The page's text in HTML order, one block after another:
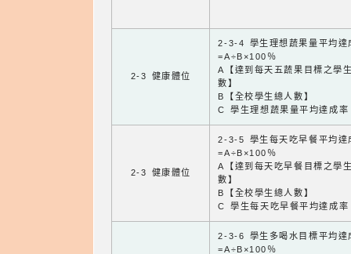
2-3 健康體位
2-3-4 學生理想蔬果量平均達
=A÷B×100％
A【達到每天五蔬果目標之學
數】
B【全校學生總人數】
C 學生理想蔬果量平均達成率
2-3 健康體位
2-3-5 學生每天吃早餐平均達
=A÷B×100％
A【達到每天吃早餐目標之學
數】
B【全校學生總人數】
C 學生每天吃早餐平均達成率
2-3-6 學生多喝水目標平均達
=A÷B×100％